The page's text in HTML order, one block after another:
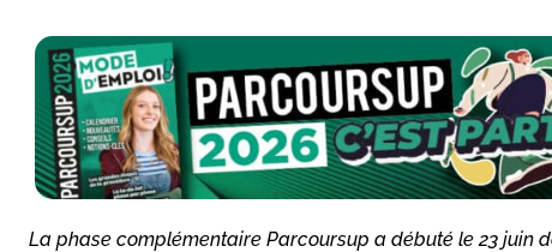
La phase complémentaire Parcoursup a débuté le 23 juin